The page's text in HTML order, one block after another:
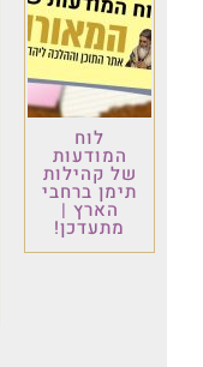
לוח
המודעות
של קהילות
תימן ברחבי
הארץ |
מתעדכן!